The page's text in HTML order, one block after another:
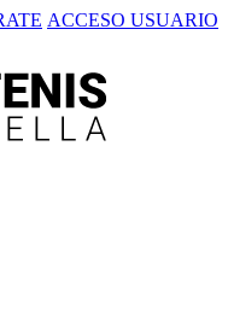
ACCESO USUARIO